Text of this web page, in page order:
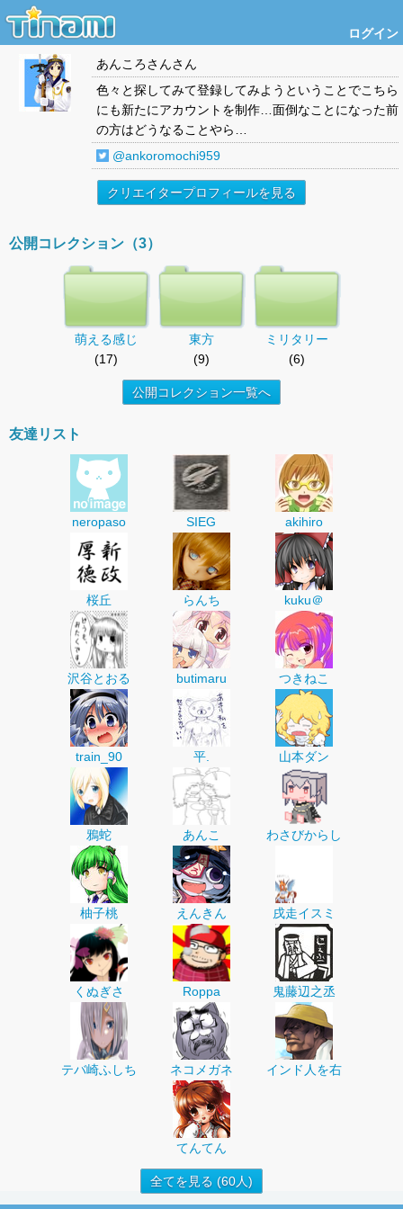
ログイン
あんころさんさん
色々と探してみて登録してみようということでこちら
にも新たにアカウントを制作…面倒なことになった前
の方はどうなることやら…
@ankoromochi959
クリエイタープロフィールを見る
公開コレクション（3）
萌える感じ
(17)
東方
(9)
ミリタリー
(6)
公開コレクション一覧へ
友達リスト
neropaso SIEG akihiro
桜丘 らんち kuku＠
沢谷とおる butimaru つきねこ
train_90 平. 山本ダン
鴉蛇 あんこ わさびからし
柚子桃 えんきん 戌走イスミ
くぬぎさ Roppa 鬼藤辺之丞
テバ崎ふしち ネコメガネ インド人を右
てんてん
全てを見る (60人)